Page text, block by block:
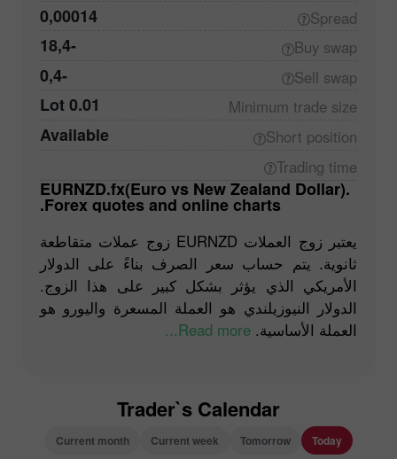
Spread
0,00014
Buy swap
-18,4
Sell swap
-0,4
Minimum trade size
0.01 Lot
Short position
Available
Trading time
EURNZD.fx(Euro vs New Zealand Dollar).
Forex quotes and online charts.
يعتبر زوج العملات EURNZD زوج عملات متقاطعة
ثانوية. يتم حساب سعر الصرف بناءً على الدولار
الأمريكي الذي يؤثر بشكل كبير على هذا الزوج.
الدولار النيوزيلندي هو العملة المسعرة واليورو هو
العملة الأساسية. Read more...
Trader`s Calendar
Today
Tomorrow
Current week
Current month